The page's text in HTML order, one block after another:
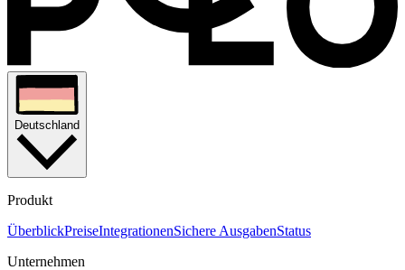
Deutschland
Produkt
ÜberblickPreiseIntegrationenSichere AusgabenStatus
Unternehmen